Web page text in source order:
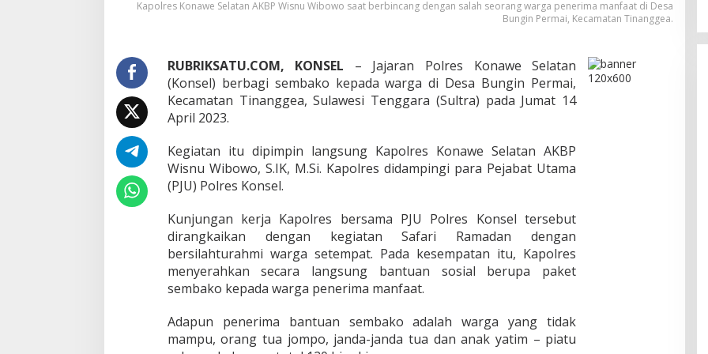
i
S
e
m
b
a
o
d
i
D
s
a
u
n
g
n
P
e
Kapolres Konawe Selatan AKBP Wisnu Wibowo saat berbincang dengan salah seorang warga penerima manfaat di Desa
Bungin Permai, Kecamatan Tinanggea.
RUBRIKSATU.COM, KONSEL – Jajaran Polres Konawe Selatan
(Konsel) berbagi sembako kepada warga di Desa Bungin Permai,
Kecamatan Tinanggea, Sulawesi Tenggara (Sultra) pada Jumat 14
April 2023.
Kegiatan itu dipimpin langsung Kapolres Konawe Selatan AKBP
Wisnu Wibowo, S.IK, M.Si. Kapolres didampingi para Pejabat Utama
(PJU) Polres Konsel.
Kunjungan kerja Kapolres bersama PJU Polres Konsel tersebut
dirangkaikan dengan kegiatan Safari Ramadan dengan
bersilahturahmi warga setempat. Pada kesempatan itu, Kapolres
menyerahkan secara langsung bantuan sosial berupa paket
sembako kepada warga penerima manfaat.
Adapun penerima bantuan sembako adalah warga yang tidak
mampu, orang tua jompo, janda-janda tua dan anak yatim – piatu